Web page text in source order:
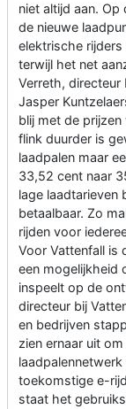
niet altijd aan.
de nieuwe
elektrische rijders
terwijl het net
Verreth, directeur
Jasper
blij met de prijzen
flink duurder is
laadpalen maar
33,52 cent naar
lage laadtarieven
betaalbaar. Zo
rijden voor
Voor Vattenfall is
een mogelijkheid
inspeelt op de
directeur bij
en bedrijven
zien ernaar uit
toekomstige e-
staat het